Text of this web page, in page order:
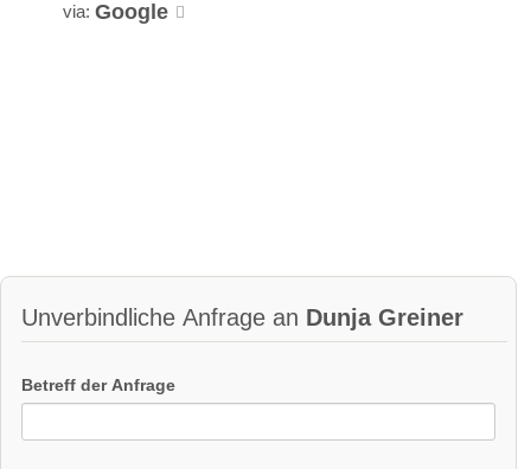
via: Google
Unverbindliche Anfrage an Dunja Greiner
Betreff der Anfrage